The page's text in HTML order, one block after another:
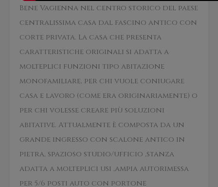
Bene Vagienna nel centro storico del paese
centralissima casa dal fascino antico con
corte privata. La casa che presenta
caratteristiche originali si adatta a
molteplici funzioni tipo abitazione
monofamiliare, per chi vuole coniugare
casa e lavoro (come era originariamente) o
per chi volesse creare più soluzioni
abitative. Attualmente è composta da un
grande ingresso con scalone antico in
pietra, spazioso studio/ufficio ,stanza
adatta a molteplici usi ,ampia autorimessa
per 5/6 posti auto con portone